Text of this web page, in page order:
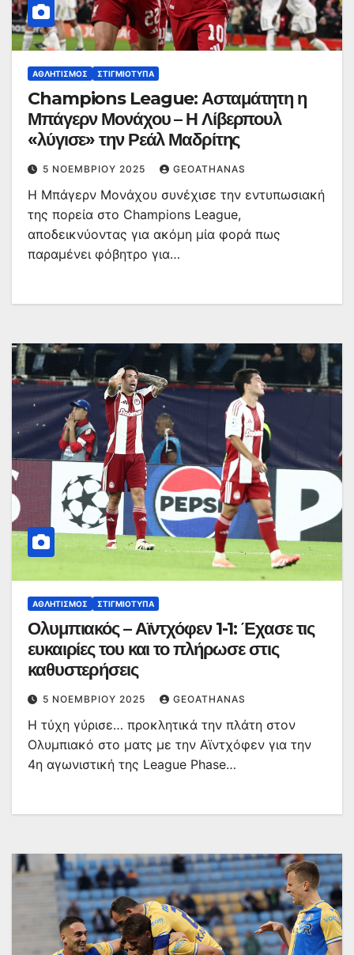
ΑΘΛΗΤΙΣΜΌΣ ΣΤΙΓΜΙΌΤΥΠΑ
Champions League: Ασταμάτητη η
Μπάγερν Μονάχου – Η Λίβερπουλ
«λύγισε» την Ρεάλ Μαδρίτης
5 ΝΟΕΜΒΡΊΟΥ 2025 GEOATHANAS
Η Μπάγερν Μονάχου συνέχισε την εντυπωσιακή
της πορεία στο Champions League,
αποδεικνύοντας για ακόμη μία φορά πως
παραμένει φόβητρο για…
ΑΘΛΗΤΙΣΜΌΣ ΣΤΙΓΜΙΌΤΥΠΑ
Ολυμπιακός – Αϊντχόφεν 1-1: Έχασε τις
ευκαιρίες του και το πλήρωσε στις
καθυστερήσεις
5 ΝΟΕΜΒΡΊΟΥ 2025 GEOATHANAS
Η τύχη γύρισε… προκλητικά την πλάτη στον
Ολυμπιακό στο ματς με την Αϊντχόφεν για την
4η αγωνιστική της League Phase…